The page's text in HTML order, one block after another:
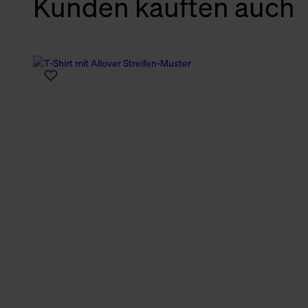
verbundene Verwendung
unserer